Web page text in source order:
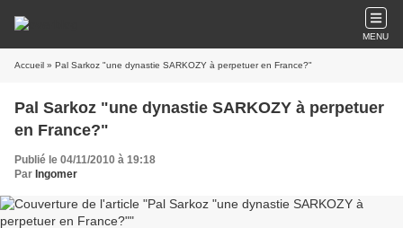
MENU
Accueil » Pal Sarkoz "une dynastie SARKOZY à perpetuer en France?"
Pal Sarkoz "une dynastie SARKOZY à perpetuer
en France?"
Publié le 04/11/2010 à 19:18
Par Ingomer